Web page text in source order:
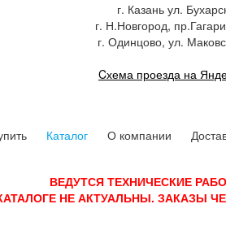
г. Казань ул.
г. Н.Новгород,
г. Одинцово, ул.
Cхема проезда на
Каталог О компании
ВЕДУТСЯ ТЕХНИЧЕСКИЕ
НЕ АКТУАЛЬНЫ. ЗАКАЗЫ